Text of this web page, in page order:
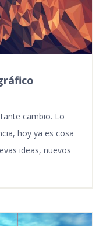
cambio. Lo
hoy ya es cosa
ideas, nuevos